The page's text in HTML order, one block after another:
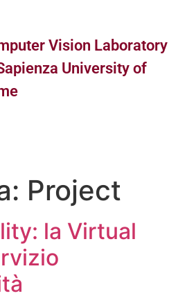
Vision Laboratory
University of
Project
la Virtual